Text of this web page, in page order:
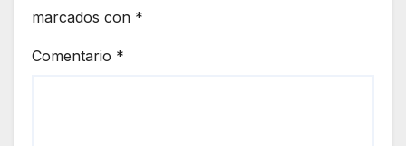
marcados con *
Comentario *